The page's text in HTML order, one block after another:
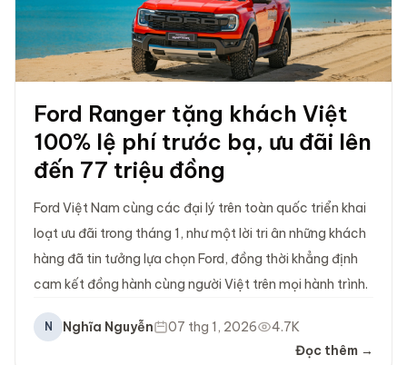
Ford Ranger tặng khách Việt
100% lệ phí trước bạ, ưu đãi lên
đến 77 triệu đồng
Ford Việt Nam cùng các đại lý trên toàn quốc triển khai
loạt ưu đãi trong tháng 1, như một lời tri ân những khách
hàng đã tin tưởng lựa chọn Ford, đồng thời khẳng định
cam kết đồng hành cùng người Việt trên mọi hành trình.
N Nghĩa Nguyễn 07 thg 1, 2026
4.7K
Đọc thêm →